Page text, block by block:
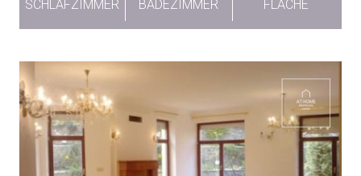
SCHLAFZIMMER BADEZIMMER FLÄCHE